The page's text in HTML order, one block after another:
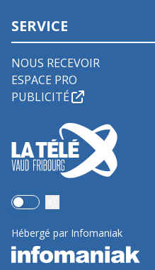
SERVICE
NOUS RECEVOIR
ESPACE PRO
PUBLICITÉ
Use setting
Hébergé par Infomaniak